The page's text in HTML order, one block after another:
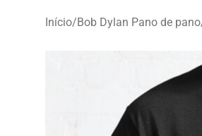
Início/Bob Dylan Pano de pano